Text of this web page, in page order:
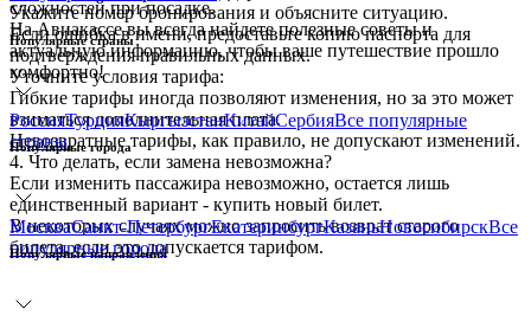
Укажите номер бронирования и объясните ситуацию.
Если ошибка в имени, предоставьте копию паспорта для
подтверждения правильных данных.
Уточните условия тарифа:
Гибкие тарифы иногда позволяют изменения, но за это может
взиматься дополнительная плата.
Невозвратные тарифы, как правило, не допускают изменений.
4. Что делать, если замена невозможна?
Если изменить пассажира невозможно, остается лишь
единственный вариант - купить новый билет.
В некоторых случаях можно запросить возврат старого
билета, если это допускается тарифом.
сложностей при посадке.
На Авиакассе вы всегда найдете полезные советы и
актуальную информацию, чтобы ваше путешествие прошло
комфортно!
Популярные страны
РоссияТурцияКыргызстанКитайСербияВсе популярные
страны
Популярные города
МоскваСанкт-ПетербургЕкатеринбургКазаньНовосибирскВсе
популярные города
Популярные направления